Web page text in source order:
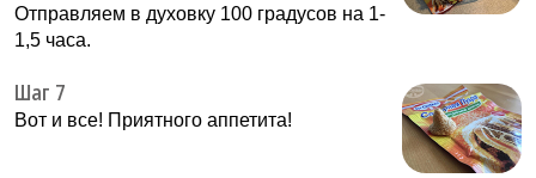
Отправляем в духовку 100 градусов на 1-
1,5 часа.
Шаг 7
Вот и все! Приятного аппетита!